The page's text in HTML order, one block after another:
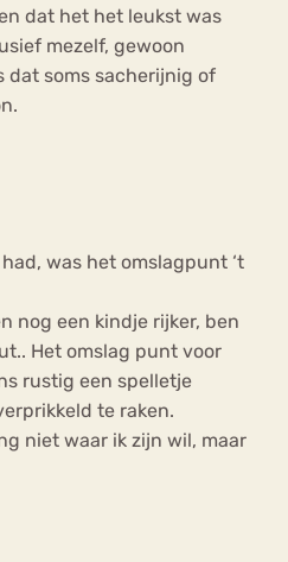
dat het het leukst was
mezelf, gewoon
dat soms sacherijnig of
was het omslagpunt ‘t
nog een kindje rijker, ben
Het omslag punt voor
rustig een spelletje
te raken.
niet waar ik zijn wil, maar